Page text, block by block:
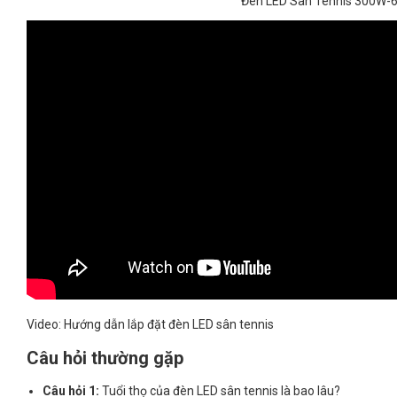
Video: Hướng dẫn lắp đặt đèn LED sân tennis
Câu hỏi thường gặp
Câu hỏi 1: Tuổi thọ của đèn LED sân tennis là bao lâu?